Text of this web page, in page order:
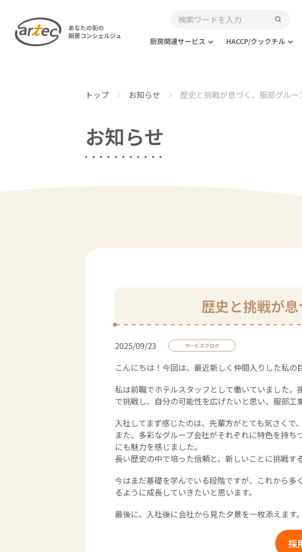
あなたの街の
厨房コンシェルジュ
厨房関連サービス HACCP/クックチル
トップ お知らせ 歴史と挑戦が息づく、服部グルー
お知らせ
歴史と挑戦が
2025/09/23 サービスブログ
こんにちは！今回は、最近新しく仲間入りした私の
私は前職でホテルスタッフとして働いていました
で挑戦し、自分の可能性を広げたいと思い、服部工
入社してまず感じたのは、先輩方がとても気さくで
また、多彩なグループ会社がそれぞれに特色を持
にも魅力を感じました。
長い歴史の中で培った信頼と、新しいことに挑戦す
今はまだ基礎を学んでいる段階ですが、これから
るように成長していきたいと思います。
最後に、入社後に会社から見た夕景を一枚添えます。
採